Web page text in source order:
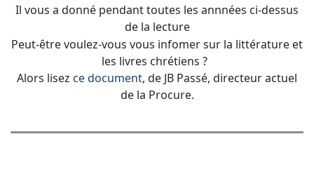
Il vous a donné pendant toutes les annnées ci-dessus
de la lecture
Peut-être voulez-vous vous infomer sur la littérature et
les livres chrétiens ?
Alors lisez ce document, de JB Passé, directeur actuel
de la Procure.